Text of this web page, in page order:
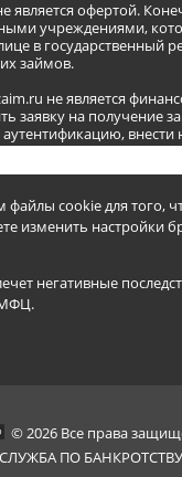
является офертой.
учреждениями,
в государственный
займов.
не является
заявку на получение
cookie для того,
изменить настройки
негативные
МФЦ.
© 2026 Все права
ПО БАНКРОТСТВУ"